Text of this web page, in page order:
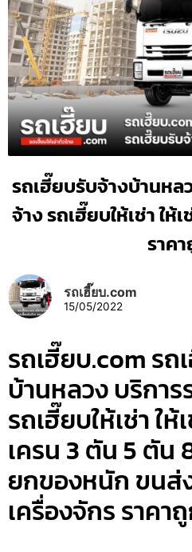
รถเฮี๊ยบรับจ้างบ้านหล
จ้าง รถเฮี๊ยบให้เช่า ใ
ราค
รถเฮี๊ยบ.com
15/05/2022
รถเฮี๊ยบ.com รถ
บ้านหลวง บริกา
รถเฮี๊ยบให้เช่า ใ
เครน 3 ตัน 5 ตัน
ยกของหนัก ขนส่
เครื่องจักร ราคา